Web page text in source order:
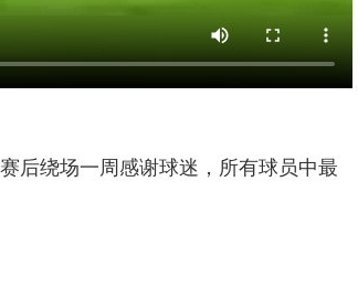
后绕场一周感谢球迷，所有球员中最